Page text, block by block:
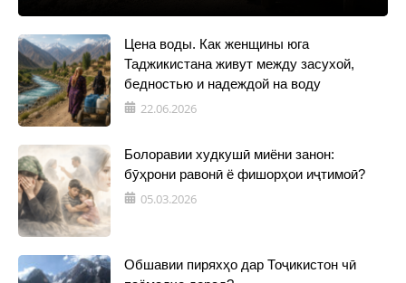
Цена воды. Как женщины юга
Таджикистана живут между засухой,
бедностью и надеждой на воду
22.06.2026
Болоравии худкушӣ миёни занон:
бӯҳрони равонӣ ё фишорҳои иҷтимоӣ?
05.03.2026
Обшавии пиряхҳо дар Тоҷикистон чӣ